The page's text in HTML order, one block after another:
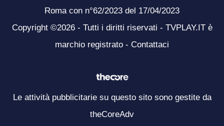
Roma con n°62/2023 del 17/04/2023
Copyright ©2026 - Tutti i diritti riservati - TVPLAY.IT è
marchio registrato - Contattaci
Le attività pubblicitarie su questo sito sono gestite da
theCoreAdv